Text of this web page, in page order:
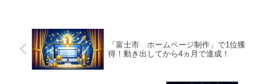
「富士市 ホームページ制作」で1位獲
得！動き出してから4ヵ月で達成！